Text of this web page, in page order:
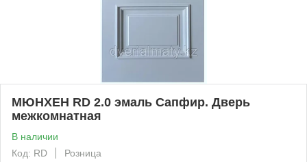
МЮНХЕН RD 2.0 эмаль Сапфир. Дверь
межкомнатная
В наличии
Код: RD
Розница